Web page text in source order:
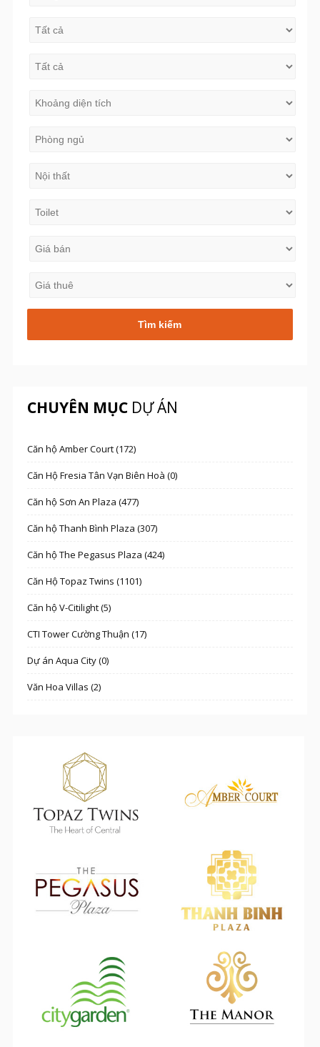
CHUYÊN MỤCDỰ ÁN
Căn hộ Amber Court (172)
Căn Hộ Fresia Tân Vạn Biên Hoà (0)
Căn hộ Sơn An Plaza (477)
Căn hộ Thanh Bình Plaza (307)
Căn hộ The Pegasus Plaza (424)
Căn Hộ Topaz Twins (1101)
Căn hộ V-Citilight (5)
CTI Tower Cường Thuận (17)
Dự án Aqua City (0)
Văn Hoa Villas (2)